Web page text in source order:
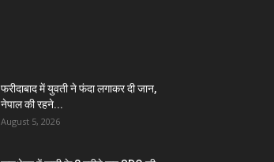
फरीदाबाद में युवती ने फंदा लगाकर दी जान,
नेपाल की रहने...
August 5, 2026